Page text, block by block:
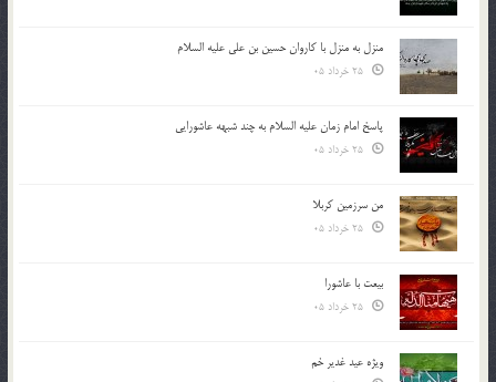
منزل به منزل با کاروان حسین بن علی علیه السلام
پاسخ امام زمان علیه السلام به چند شبهه عاشورایی
من سرزمین کربلا
بیعت با عاشورا
ویژه عید غدیر خم